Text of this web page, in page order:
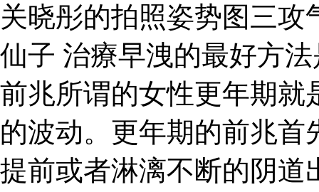
关晓彤的拍照姿势图三
仙子 治療早洩的最好方
前兆所谓的女性更年期就
的波动。更年期的前兆
提前或者淋漓不断的阴道